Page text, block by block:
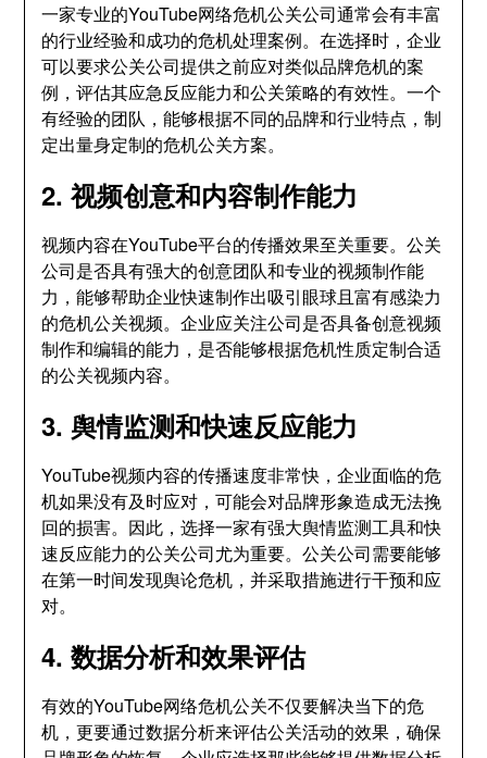
一家专业的YouTube网络危机公关公司通常会有丰富
的行业经验和成功的危机处理案例。在选择时，企业
可以要求公关公司提供之前应对类似品牌危机的案
例，评估其应急反应能力和公关策略的有效性。一个
有经验的团队，能够根据不同的品牌和行业特点，制
定出量身定制的危机公关方案。
2. 视频创意和内容制作能力
视频内容在YouTube平台的传播效果至关重要。公关
公司是否具有强大的创意团队和专业的视频制作能
力，能够帮助企业快速制作出吸引眼球且富有感染力
的危机公关视频。企业应关注公司是否具备创意视频
制作和编辑的能力，是否能够根据危机性质定制合适
的公关视频内容。
3. 舆情监测和快速反应能力
YouTube视频内容的传播速度非常快，企业面临的危
机如果没有及时应对，可能会对品牌形象造成无法挽
回的损害。因此，选择一家有强大舆情监测工具和快
速反应能力的公关公司尤为重要。公关公司需要能够
在第一时间发现舆论危机，并采取措施进行干预和应
对。
4. 数据分析和效果评估
有效的YouTube网络危机公关不仅要解决当下的危
机，更要通过数据分析来评估公关活动的效果，确保